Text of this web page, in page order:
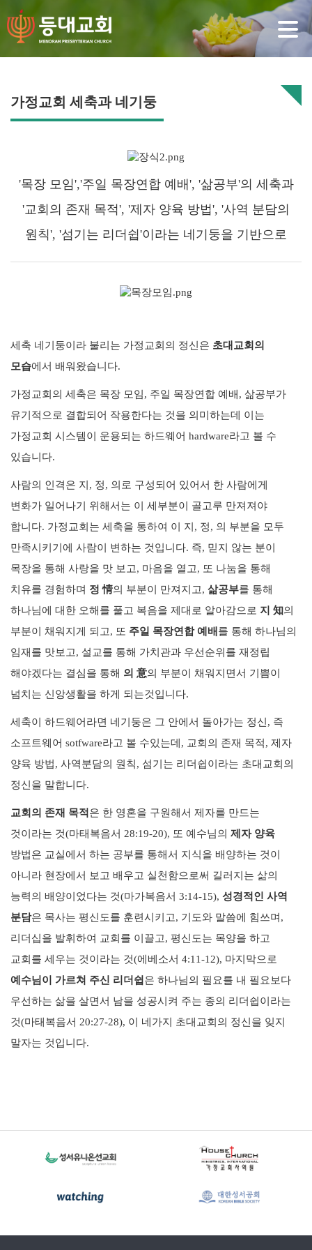
가정교회 세축과 네기둥
'목장 모임','주일 목장연합 예배', '삶공부'의 세축과
'교회의 존재 목적', '제자 양육 방법', '사역 분담의
원칙', '섬기는 리더쉽'이라는 네기둥을 기반으로
세축 네기둥이라 불리는 가정교회의 정신은 초대교회의
모습에서 배워왔습니다.
가정교회의 세축은 목장 모임, 주일 목장연합 예배, 삶공부가
유기적으로 결합되어 작용한다는 것을 의미하는데 이는
가정교회 시스템이 운용되는 하드웨어 hardware라고 볼 수
있습니다.
사람의 인격은 지, 정, 의로 구성되어 있어서 한 사람에게
변화가 일어나기 위해서는 이 세부분이 골고루 만져져야
합니다. 가정교회는 세축을 통하여 이 지, 정, 의 부분을 모두
만족시키기에 사람이 변하는 것입니다. 즉, 믿지 않는 분이
목장을 통해 사랑을 맛 보고, 마음을 열고, 또 나눔을 통해
치유를 경험하며 정 情의 부분이 만져지고, 삶공부를 통해
하나님에 대한 오해를 풀고 복음을 제대로 알아감으로 지 知의
부분이 채워지게 되고, 또 주일 목장연합 예배를 통해 하나님의
임재를 맛보고, 설교를 통해 가치관과 우선순위를 재정립
해야겠다는 결심을 통해 의 意의 부분이 채워지면서 기쁨이
넘치는 신앙생활을 하게 되는것입니다.
세축이 하드웨어라면 네기둥은 그 안에서 돌아가는 정신, 즉
소프트웨어 sotfware라고 볼 수있는데, 교회의 존재 목적, 제자
양육 방법, 사역분담의 원칙, 섬기는 리더쉽이라는 초대교회의
정신을 말합니다.
교회의 존재 목적은 한 영혼을 구원해서 제자를 만드는
것이라는 것(마태복음서 28:19-20), 또 예수님의 제자 양육
방법은 교실에서 하는 공부를 통해서 지식을 배양하는 것이
아니라 현장에서 보고 배우고 실천함으로써 길러지는 삶의
능력의 배양이었다는 것(마가복음서 3:14-15), 성경적인 사역
분담은 목사는 평신도를 훈련시키고, 기도와 말씀에 힘쓰며,
리더십을 발휘하여 교회를 이끌고, 평신도는 목양을 하고
교회를 세우는 것이라는 것(에베소서 4:11-12), 마지막으로
예수님이 가르쳐 주신 리더쉽은 하나님의 필요를 내 필요보다
우선하는 삶을 살면서 남을 성공시켜 주는 종의 리더쉽이라는
것(마태복음서 20:27-28), 이 네가지 초대교회의 정신을 잊지
말자는 것입니다.